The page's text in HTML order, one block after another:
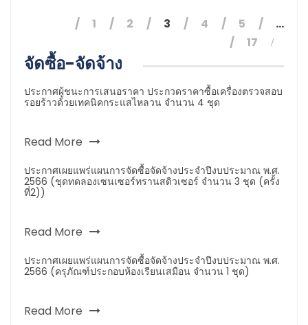
1 2 3 4 5
…
17
จัดซื้อ-จัดจ้าง
ประกาศผู้ชนะการเสนอราคา ประกวดราคาซื้อเครื่องตรวจสอบ
รอยร้าวด้วยเทคนิคกระแสไหลวน จำนวน 4 ชุด
Read More
ประกาศเผยแพร่แผนการจัดซื้อจัดจ้างประจำปีงบประมาณ พ.ศ.
2566 (ชุดทดลองเซนเซอร์ทรานสดิวเซอร์ จำนวน 3 ชุด (ครั้ง
ที่2))
Read More
ประกาศเผยแพร่แผนการจัดซื้อจัดจ้างประจำปีงบประมาณ พ.ศ.
2566 (ครุภัณฑ์ประกอบห้องเรียนเสมือน จำนวน 1 ชุด)
Read More